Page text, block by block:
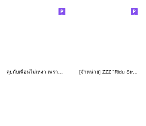
คุยกับเพื่อนไม่เหงา เพราะเราตีกันตลอด [จำหน่าย] ZZZ "Ridu Stroll" เซ็ตที่ 6